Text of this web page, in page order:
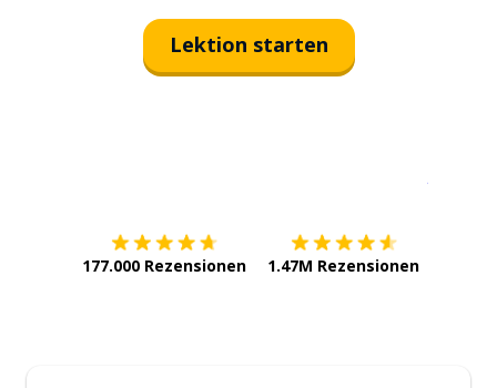
Lektion starten
177.000 Rezensionen 1.47M Rezensionen